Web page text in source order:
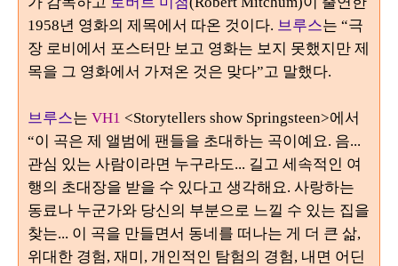
1958년 영화의 제목에서 따온 것이다. 브루스는 “극
장 로비에서 포스터만 보고 영화는 보지 못했지만 제
목을 그 영화에서 가져온 것은 맞다”고 말했다.
브루스는 VH1 <Storytellers show Springsteen>에서
“이 곡은 제 앨범에 팬들을 초대하는 곡이예요. 음...
관심 있는 사람이라면 누구라도... 길고 세속적인 여
행의 초대장을 받을 수 있다고 생각해요. 사랑하는
동료나 누군가와 당신의 부분으로 느낄 수 있는 집을
찾는... 이 곡을 만들면서 동네를 떠나는 게 더 큰 삶,
위대한 경험, 재미, 개인적인 탐험의 경험, 내면 어딘